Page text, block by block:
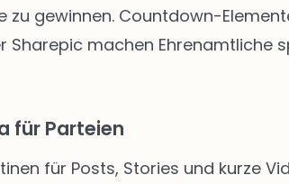
zu gewinnen. Countdown-
Sharepic machen Ehrenamtliche
für Parteien
für Posts, Stories und kurze